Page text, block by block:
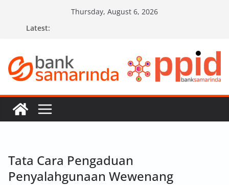
Thursday, August 6, 2026
Latest:
Tata Cara Pengaduan
Penyalahgunaan Wewenang